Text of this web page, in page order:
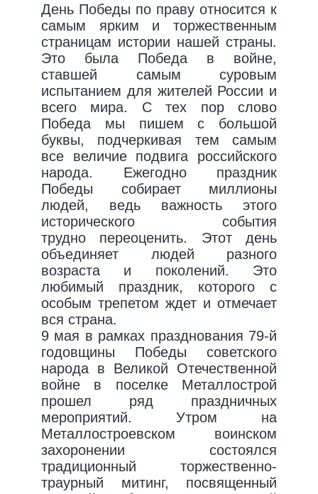
День Победы по праву относится к
самым ярким и торжественным
страницам истории нашей страны.
Это была Победа в войне,
ставшей самым суровым
испытанием для жителей России и
всего мира. С тех пор слово
Победа мы пишем с большой
буквы, подчеркивая тем самым
все величие подвига российского
народа. Ежегодно праздник
Победы собирает миллионы
людей, ведь важность этого
исторического события
трудно переоценить. Этот день
объединяет людей разного
возраста и поколений. Это
любимый праздник, которого с
особым трепетом ждет и отмечает
вся страна.
9 мая в рамках празднования 79-й
годовщины Победы советского
народа в Великой Отечественной
войне в поселке Металлострой
прошел ряд праздничных
мероприятий. Утром на
Металлостроевском воинском
захоронении состоялся
традиционный торжественно-
траурный митинг, посвященный